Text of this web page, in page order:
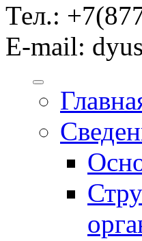
Тел.:
E-mail: